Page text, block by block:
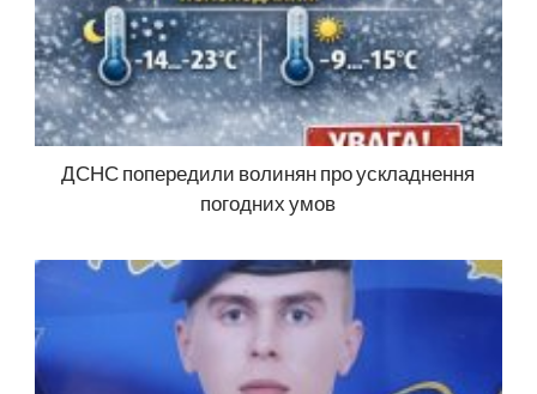
ДСНС попередили волинян про ускладнення
погодних умов